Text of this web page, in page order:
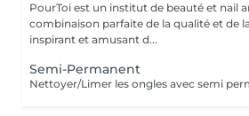
PourToi est un institut de beauté et nail
combinaison parfaite de la qualité et de
inspirant et amusant d...
Semi-Permanent